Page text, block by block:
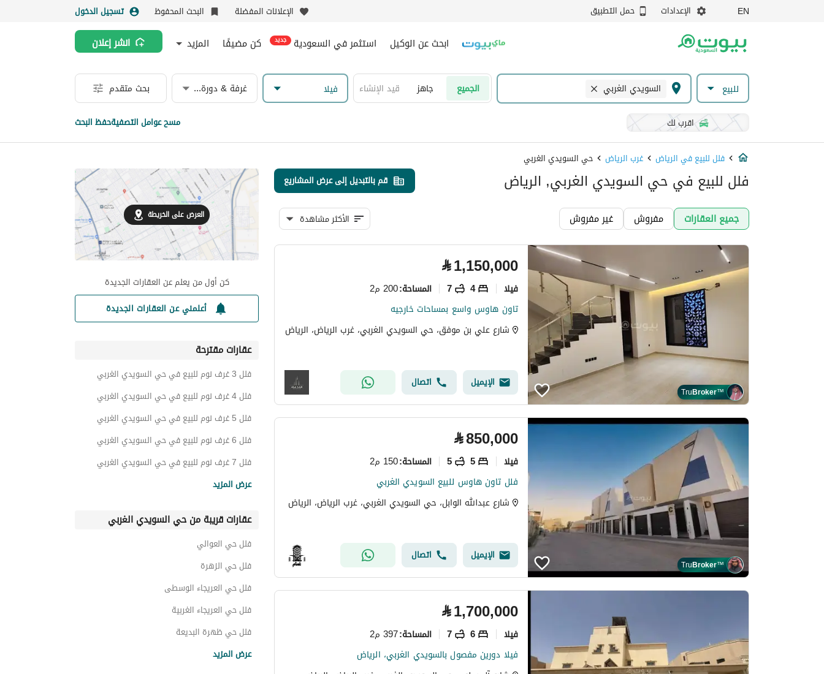
EN الإعدادات حمل التطبيق الإعلانات المفضلة البحث المحفوظ تسجيل الدخول
ابحث عن الوكيل استثمر في السعودية جديد كن مضيفًا المزيد انشر إعلان
للبيع السويدي الغربي الجميع جاهز قيد الإنشاء فیلا غرفة & دورة مياه بحث متقدم
اقرب لك مسح عوامل التصفيةحفظ البحث
فلل للبيع في الرياض غرب الرياض حي السويدي الغربي
فلل للبيع في حي السويدي الغربي, الرياض قم بالتبديل إلى عرض المشاريع
جميع العقارات مفروش غير مفروش الأكثر مشاهدة
TruBroker™
⃁1,150,000
فیلا 4
7 المساحة:200 م2
تاون هاوس واسع بمساحات خارجيه
شارع علي بن موفق، حي السويدي الغربي، غرب الرياض، الرياض
الإيميل اتصال
TruBroker™
⃁850,000
فیلا 5
5 المساحة:150 م2
فلل تاون هاوس للبيع السويدي الغربي
شارع عبدالله الوابل، حي السويدي الغربي، غرب الرياض، الرياض
الإيميل اتصال
⃁1,700,000
فیلا 6
7 المساحة:397 م2
فيلا دورين مفصول بالسويدي الغربي، الرياض
العرض على الخريطة
كن أول من يعلم عن العقارات الجديدة
أعلمني عن العقارات الجديدة
عقارات مقترحة
فلل 3 غرف نوم للبيع في حي السويدي الغربي
فلل 4 غرف نوم للبيع في حي السويدي الغربي
فلل 5 غرف نوم للبيع في حي السويدي الغربي
فلل 6 غرف نوم للبيع في حي السويدي الغربي
فلل 7 غرف نوم للبيع في حي السويدي الغربي
عمائر سكنية للبيع في حي السويدي الغربي
اراضي سكنية للبيع في حي السويدي الغربي
عقارات للبيع في حي السويدي الغربي
عرض المزيد
عقارات قريبة من حي السويدي الغربي
فلل حي العوالي
فلل حي الزهرة
فلل حي العريجاء الوسطى
فلل حي العريجاء الغربية
فلل حي ظهرة البديعة
عرض المزيد